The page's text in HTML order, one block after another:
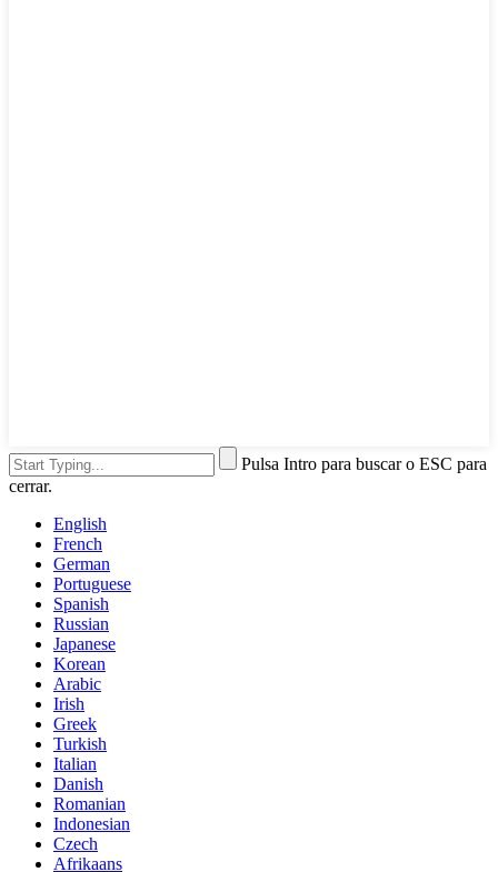
Pulsa Intro para buscar o ESC para
cerrar.
English
French
German
Portuguese
Spanish
Russian
Japanese
Korean
Arabic
Irish
Greek
Turkish
Italian
Danish
Romanian
Indonesian
Czech
Afrikaans